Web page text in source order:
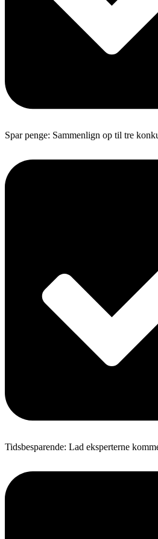
Spar penge: Sammenlign op til tre
Tidsbesparende: Lad eksperterne